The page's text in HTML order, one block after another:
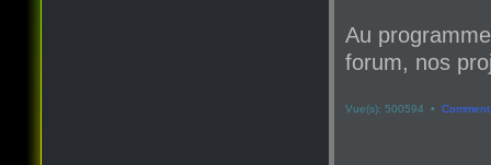
Au
forum, nos
Vue(s): 500594 •